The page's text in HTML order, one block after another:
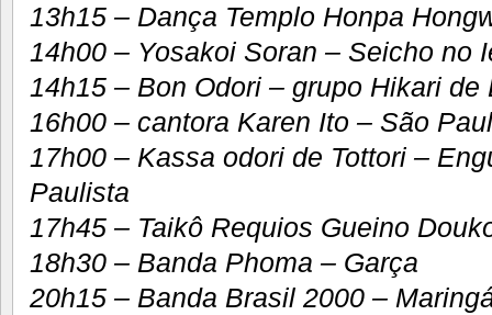
13h15 – Dança Templo Honpa
14h00 – Yosakoi Soran – Seicho no
14h15 – Bon Odori – grupo Hikari de
16h00 – cantora Karen Ito – São
17h00 – Kassa odori de Tottori –
Paulista
17h45 – Taikô Requios Gueino
18h30 – Banda Phoma – Garça
20h15 – Banda Brasil 2000 –